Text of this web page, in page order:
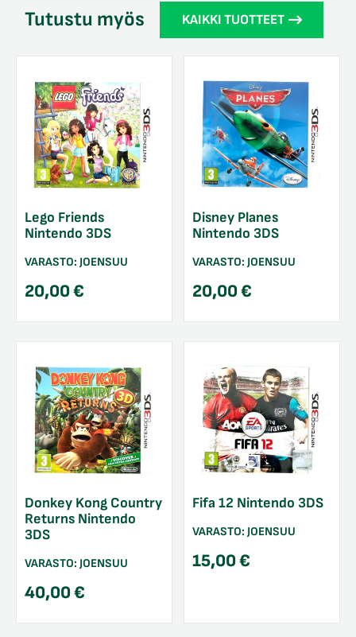
Tutustu myös KAIKKI TUOTTEET
Lego Friends
Nintendo 3DS
VARASTO: JOENSUU
20,00€
Disney Planes
Nintendo 3DS
VARASTO: JOENSUU
20,00€
Donkey Kong Country
Returns Nintendo
3DS
VARASTO: JOENSUU
40,00€
Fifa 12 Nintendo 3DS
VARASTO: JOENSUU
15,00€